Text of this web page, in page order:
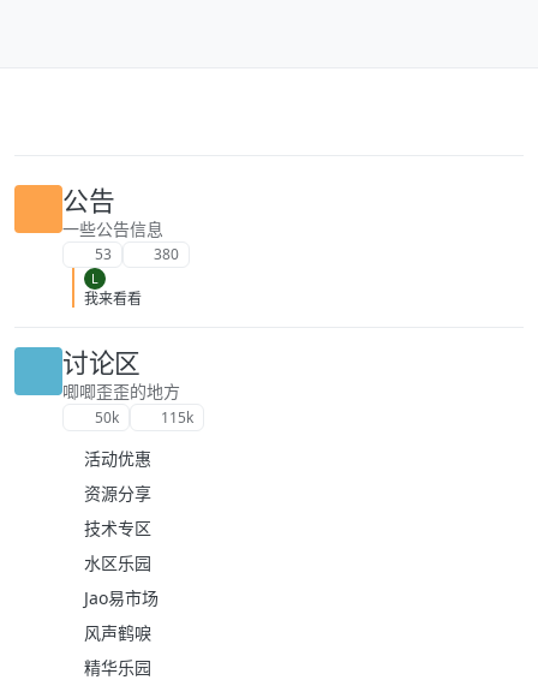
公告
一些公告信息
53 380
L
我来看看
讨论区
唧唧歪歪的地方
50k 115k
活动优惠
资源分享
技术专区
水区乐园
Jao易市场
风声鹤唳
精华乐园